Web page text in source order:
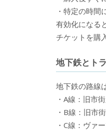
・特定の時間
有効化になる
チケットを購
地下鉄とト
地下鉄の路線
・A線：旧市
・B線：旧市
・C線：ヴァ